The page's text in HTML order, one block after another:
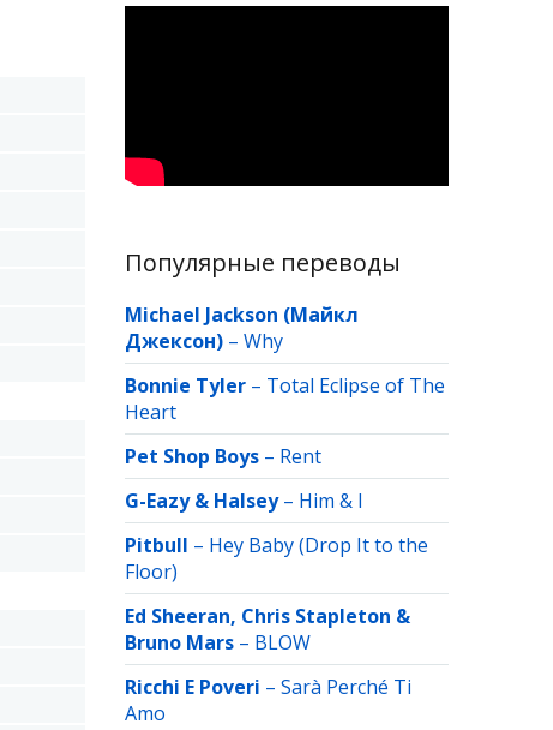
Популярные переводы
Michael Jackson (Майкл
Джексон) – Why
Bonnie Tyler – Total Eclipse of The
Heart
Pet Shop Boys – Rent
G-Eazy & Halsey– Him & I
Pitbull – Hey Baby (Drop It to the
Floor)
Ed Sheeran, Chris Stapleton &
Bruno Mars – BLOW
Ricchi E Poveri – Sarà Perché Ti
Amo